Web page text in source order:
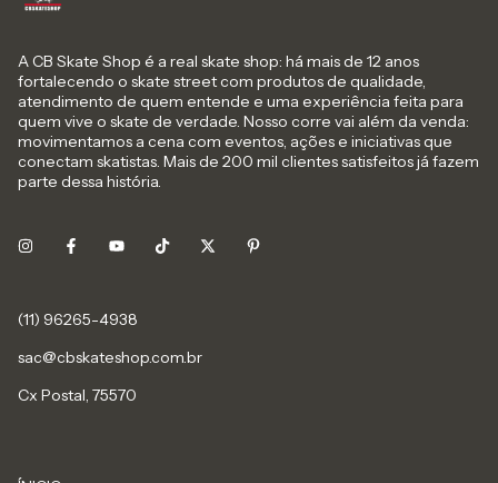
A CB Skate Shop é a real skate shop: há mais de 12 anos
fortalecendo o skate street com produtos de qualidade,
atendimento de quem entende e uma experiência feita para
quem vive o skate de verdade. Nosso corre vai além da venda:
movimentamos a cena com eventos, ações e iniciativas que
conectam skatistas. Mais de 200 mil clientes satisfeitos já fazem
parte dessa história.
sac@cbskateshop.com.br
Cx Postal, 75570